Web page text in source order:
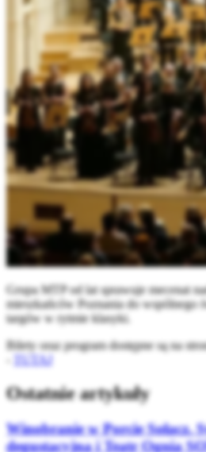
Grupa MTP od lat sprawuje mecenat
mieszkańców Poznania do wspólnego
targów w rytmie klasyki.
Bilety oraz program dostępne są na
TUTAJ
Ostatnie artykuły
Winobranie w Porcie Sołacz.
degustacyjna i Teatr Ognia